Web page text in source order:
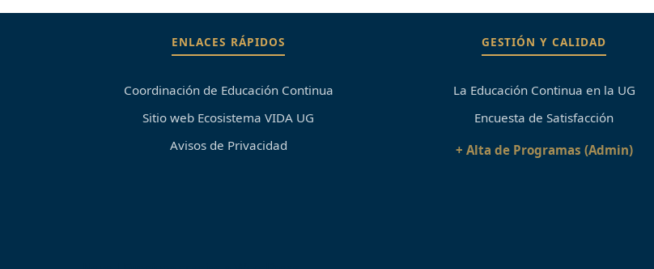
ENLACES RÁPIDOS
Coordinación de Educación Continua
Sitio web Ecosistema VIDA UG
Avisos de Privacidad
GESTIÓN Y CALIDAD
La Educación Continua en la UG
Encuesta de Satisfacción
+ Alta de Programas (Admin)